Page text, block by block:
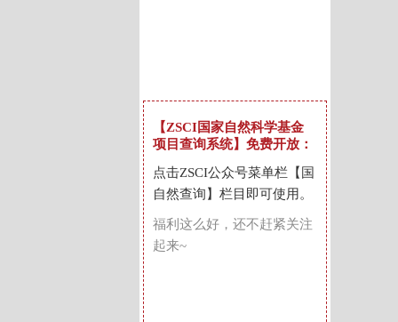
【ZSCI国家自然科学基金
项目查询系统】免费开放 ：
点击ZSCI公众号菜单栏【国
自然查询】栏目即可使用。
福利这么好，还不赶紧关注
起来~